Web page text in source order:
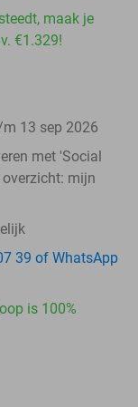
maak je
€1.329!
13 sep 2026
met 'Social
overzicht: mijn
39 of WhatsApp
is 100%